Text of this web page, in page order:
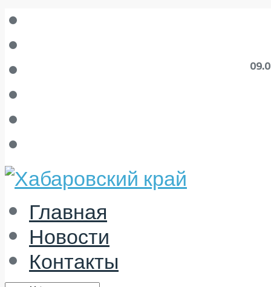
Главная
Новости
Контакты